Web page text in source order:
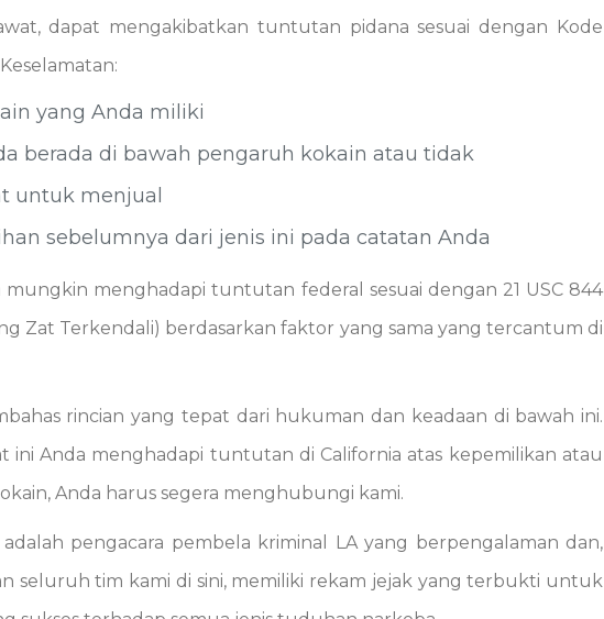
dapat mengakibatkan tuntutan pidana sesuai dengan Kode
yang Anda miliki
berada di bawah pengaruh kokain atau tidak
untuk menjual
sebelumnya dari jenis ini pada catatan Anda
mungkin menghadapi tuntutan federal sesuai dengan 21 USC 844
Zat Terkendali) berdasarkan faktor yang sama yang tercantum di
rincian yang tepat dari hukuman dan keadaan di bawah ini.
ini Anda menghadapi tuntutan di California atas kepemilikan atau
Anda harus segera menghubungi kami.
pengacara pembela kriminal LA yang berpengalaman dan,
seluruh tim kami di sini, memiliki rekam jejak yang terbukti untuk